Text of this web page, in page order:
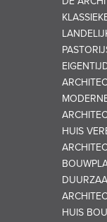
HUIS
HUIS